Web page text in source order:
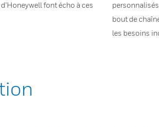
font écho à ces
bout de
les besoins